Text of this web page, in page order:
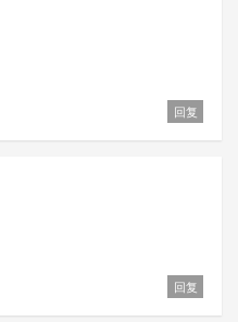
回复
回复